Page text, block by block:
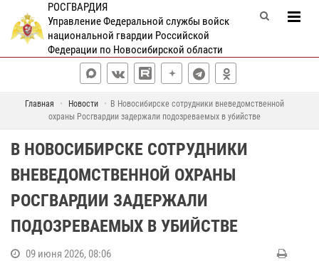
РОСГВАРДИЯ
Управление Федеральной службы войск
национальной гвардии Российской
Федерации по Новосибирской области
Главная Новости
В Новосибирске сотрудники вневедомственной
охраны Росгвардии задержали подозреваемых в убийстве
В НОВОСИБИРСКЕ СОТРУДНИКИ
ВНЕВЕДОМСТВЕННОЙ ОХРАНЫ
РОСГВАРДИИ ЗАДЕРЖАЛИ
ПОДОЗРЕВАЕМЫХ В УБИЙСТВЕ
09 июня 2026, 08:06